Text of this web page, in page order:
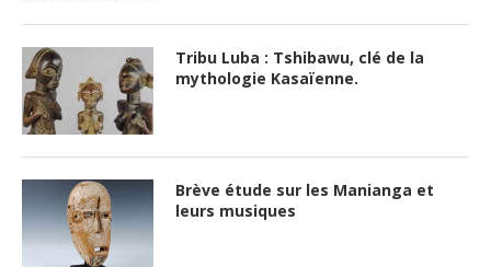
Tribu Luba : Tshibawu, clé de la
mythologie Kasaïenne.
Brève étude sur les Manianga et
leurs musiques